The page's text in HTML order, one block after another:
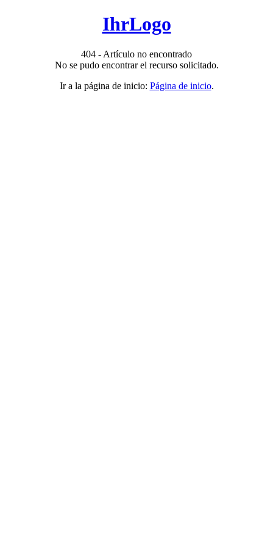
IhrLogo
404 - Artículo no encontrado
No se pudo encontrar el recurso solicitado.
Ir a la página de inicio: Página de inicio.